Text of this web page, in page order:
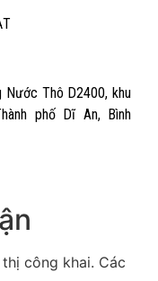
Nước Thô D2400, khu
phố Dĩ An, Bình
công khai. Các